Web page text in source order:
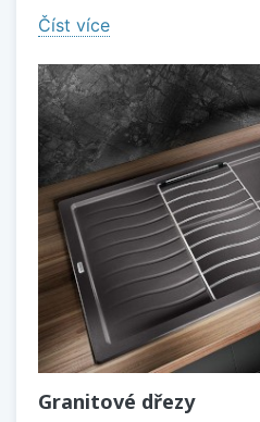
Číst více
Granitové dřezy